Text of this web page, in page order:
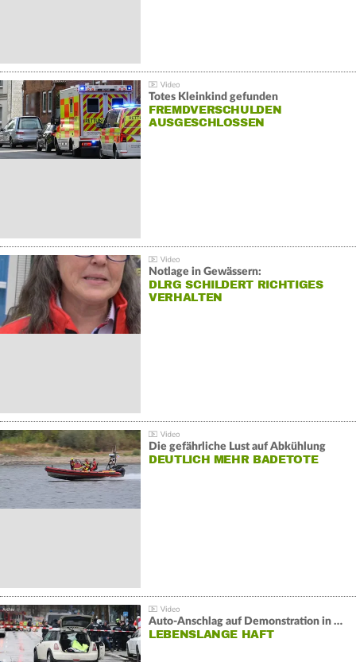
Totes Kleinkind gefunden
FREMDVERSCHULDEN
AUSGESCHLOSSEN
Notlage in Gewässern:
DLRG SCHILDERT RICHTIGES
VERHALTEN
Die gefährliche Lust auf Abkühlung
DEUTLICH MEHR BADETOTE
Auto-Anschlag auf Demonstration in München:
LEBENSLANGE HAFT